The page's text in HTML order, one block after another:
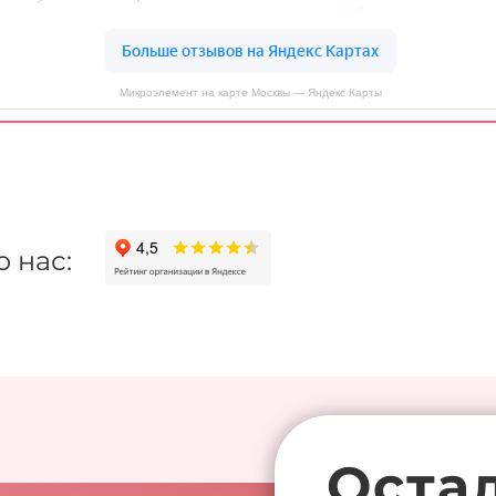
Микроэлемент на карте Москвы — Яндекс Карты
нас: